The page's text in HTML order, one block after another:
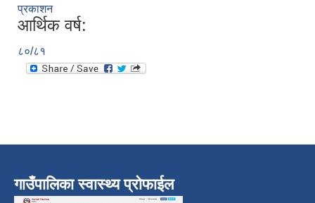
प्रकाशन
आर्थिक वर्ष:
८०/८१
गाउँपालिका स्वास्थ्य प्रोफाईल